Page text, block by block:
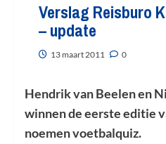
Verslag Reisburo
– update
13 maart 2011 0
Hendrik van Beelen en
winnen de eerste editie
noemen voetbalquiz.